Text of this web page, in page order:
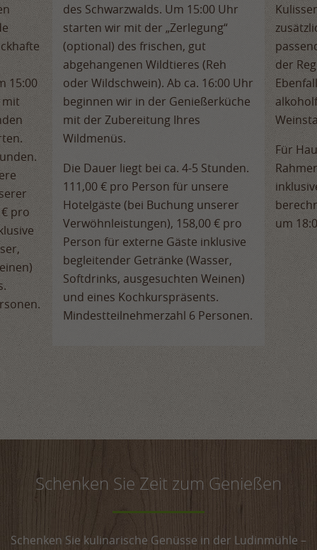
15:00
mit
pro
des Schwarzwalds. Um 15:00 Uhr
starten wir mit der „Zerlegung“
(optional) des frischen, gut
abgehangenen Wildtieres (Reh
oder Wildschwein). Ab ca. 16:00 Uhr
beginnen wir in der Genießerküche
mit der Zubereitung Ihres
Wildmenüs.
Die Dauer liegt bei ca. 4-5 Stunden.
111,00 € pro Person für unsere
Hotelgäste (bei Buchung unserer
Verwöhnleistungen), 158,00 € pro
Person für externe Gäste inklusive
begleitender Getränke (Wasser,
Softdrinks, ausgesuchten Weinen)
und eines Kochkurspräsents.
Mindestteilnehmerzahl 6 Personen.
der
Für
um
Schenken Sie Zeit zum Genießen
Schenken Sie kulinarische Genüsse in der Ludinmühle –